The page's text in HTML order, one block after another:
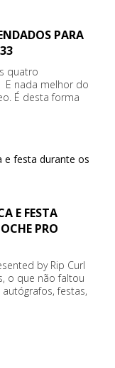
PARA
quatro
E nada melhor do
É desta forma
E FESTA
PRO
by Rip Curl
o que não faltou
festas,